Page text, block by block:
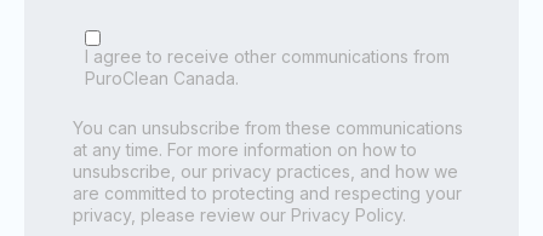
I agree to receive other communications from
PuroClean Canada.
You can unsubscribe from these communications
at any time. For more information on how to
unsubscribe, our privacy practices, and how we
are committed to protecting and respecting your
privacy, please review our Privacy Policy.